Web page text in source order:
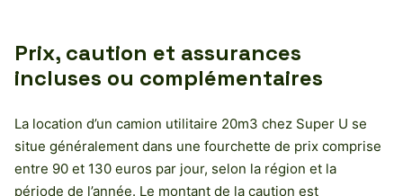
Prix, caution et assurances
incluses ou complémentaires
La location d’un camion utilitaire 20m3 chez Super U se
situe généralement dans une fourchette de prix comprise
entre 90 et 130 euros par jour, selon la région et la
période de l’année. Le montant de la caution est